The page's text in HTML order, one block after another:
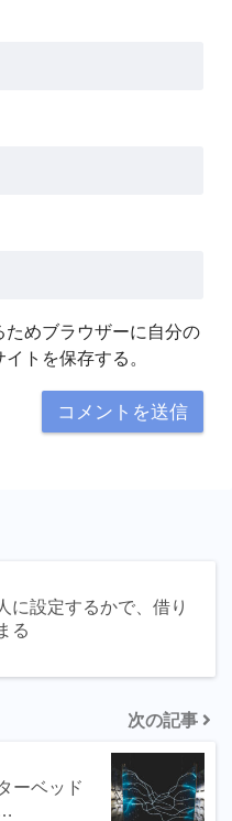
めブラウザーに自分の
トを保存する。
に設定するかで、借り
る
次の記事
ーベッド